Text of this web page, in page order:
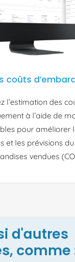
coûts
l’estimation des
à l’aide de
pour améliorer
et les prévisions
vendues
d'autres
comme